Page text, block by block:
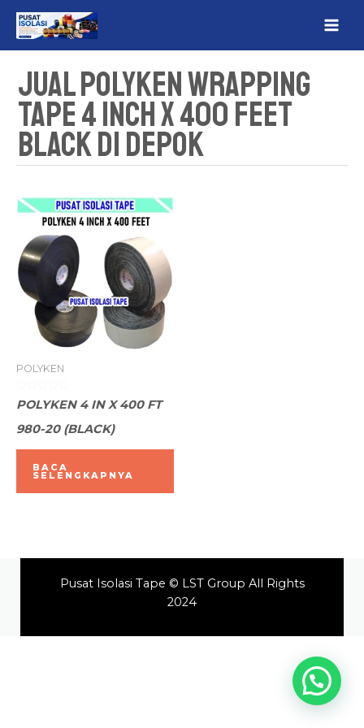
Jual Polyken Wrapping
Tape 4 Inch x 400 Feet
Black Di Depok
POLYKEN
Dinilai
0
5
POLYKEN 4 IN X 400 FT
980-20 (BLACK)
BACA
SELENGKAPNYA
Pusat Isolasi Tape © LST Group All Rights
2024